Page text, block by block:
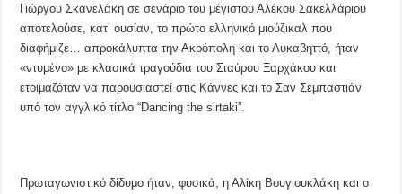
Γιώργου Σκανελάκη σε σενάριο του μέγιστου Αλέκου Σακελλάριου
αποτελούσε, κατ’ ουσίαν, το πρώτο ελληνικό μιούζικαλ που
διαφήμιζε… απροκάλυπτα την Ακρόπολη και το Λυκαβηττό, ήταν
«ντυμένο» με κλασικά τραγούδια του Σταύρου Ξαρχάκου και
ετοιμαζόταν να παρουσιαστεί στις Κάννες και το Σαν Σεμπαστιάν
υπό τον αγγλικό τίτλο “Dancing the sirtaki”.
Πρωταγωνιστικό δίδυμο ήταν, φυσικά, η Αλίκη Βουγιουκλάκη και ο